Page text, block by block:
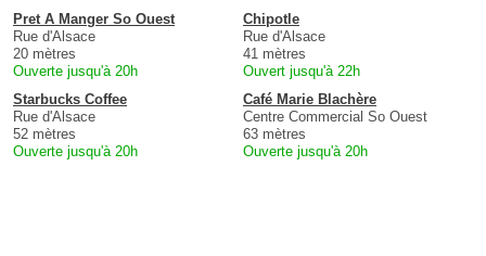
Pret A Manger So Ouest
Rue d'Alsace
20 mètres
Ouverte jusqu'à 20h
Chipotle
Rue d'Alsace
41 mètres
Ouvert jusqu'à 22h
Starbucks Coffee
Rue d'Alsace
52 mètres
Ouverte jusqu'à 20h
Café Marie Blachère
Centre Commercial So Ouest
63 mètres
Ouverte jusqu'à 20h